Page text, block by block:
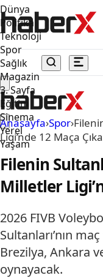
Dünya
Politika
Teknoloji
Spor
Sağlık
Magazin
3. Sayfa
Eğitim
Sinema
Yerel
Yaşam
Anasayfa›Spor›
Ligi’nde 12 Maça
Filenin
Milletler
2026 FIVB
Sultanları’nın
Brezilya, Ankara
oynayacak.